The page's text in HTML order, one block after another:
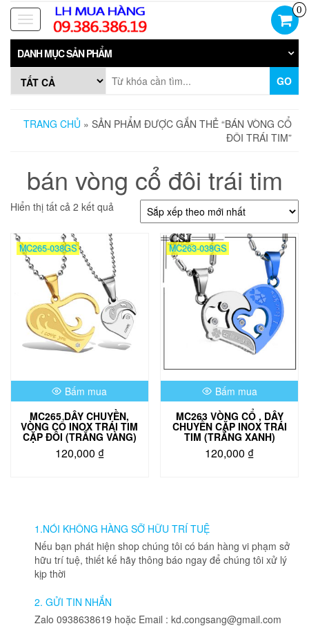
Skip
the
content
Toggle
navigation
0
DANH MỤC SẢN PHẨM
GO
TRANG CHỦ » SẢN PHẨM ĐƯỢC GẮN THẺ “BÁN VÒNG CỔ
ĐÔI TRÁI TIM”
bán vòng cổ đôi trái tim
Hiển thị tất cả 2 kết quả
theo
mới
nhất
MC265-038GS
Bấm mua
MC265 DÂY CHUYỀN,
VÒNG CỔ INOX TRÁI TIM
CẶP ĐÔI (TRẮNG VÀNG)
120,000 ₫
MC263-038GS
Bấm mua
MC263 VÒNG CỔ , DÂY
CHUYỀN CẶP INOX TRÁI
TIM (TRẮNG XANH)
120,000 ₫
1.NÓI KHÔNG HÀNG SỠ HỮU TRÍ TUỆ
Nếu bạn phát hiện shop chúng tôi có bán hàng vi phạm sở
hữu trí tuệ, thiết kế hãy thông báo ngay để chúng tôi xử lý
kịp thời
2. GỬI TIN NHẮN
Zalo 0938638619 hoặc Email : kd.congsang@gmail.com